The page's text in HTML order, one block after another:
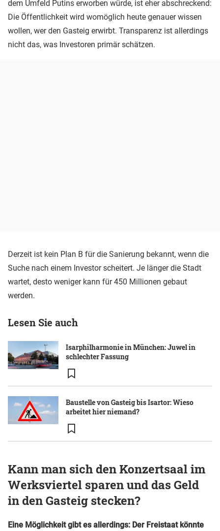
dem Umfeld Putins erworben würde, ist eher abschreckend:
Die Öffentlichkeit wird womöglich heute genauer wissen
wollen, wer den Gasteig erwirbt. Transparenz ist allerdings
nicht das, was Investoren primär schätzen.
Derzeit ist kein Plan B für die Sanierung bekannt, wenn die
Suche nach einem Investor scheitert. Je länger die Stadt
wartet, desto weniger kann für 450 Millionen gebaut
werden.
Lesen Sie auch
Isarphilharmonie in München: Juwel in
schlechter Fassung
Baustelle von Gasteig bis Isartor: Wieso
arbeitet hier niemand?
Kann man sich den Konzertsaal im
Werksviertel sparen und das Geld
in den Gasteig stecken?
Eine Möglichkeit gibt es allerdings: Der Freistaat könnte